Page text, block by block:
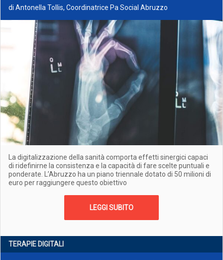
di Antonella Tollis, Coordinatrice Pa Social Abruzzo
La digitalizzazione della sanità comporta effetti sinergici capaci
di ridefinirne la consistenza e la capacità di fare scelte puntuali e
ponderate. L’Abruzzo ha un piano triennale dotato di 50 milioni di
euro per raggiungere questo obiettivo
LEGGI SUBITO
TERAPIE DIGITALI